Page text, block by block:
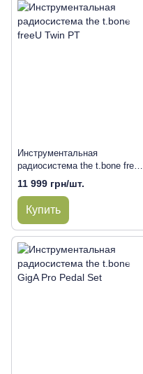
Инструментальная
радиосистема the t.bone freeU
Twin PT
11 999 грн/шт.
Купить